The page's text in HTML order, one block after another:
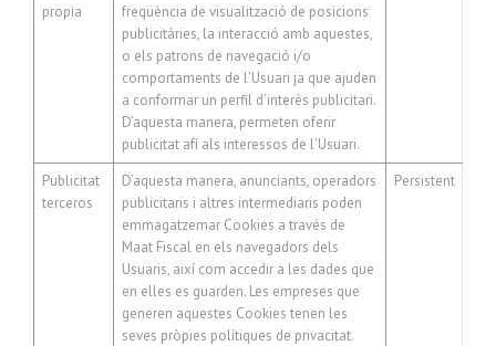
propia
freqüència de visualització de posicions
publicitàries, la interacció amb aquestes,
o els patrons de navegació i/o
comportaments de l’Usuari ja que ajuden
a conformar un perfil d’interès publicitari.
D’aquesta manera, permeten oferir
publicitat afí als interessos de l’Usuari.
Publicitat
terceros
D’aquesta manera, anunciants, operadors
publicitaris i altres intermediaris poden
emmagatzemar Cookies a través de
Maat Fiscal en els navegadors dels
Usuaris, així com accedir a les dades que
en elles es guarden. Les empreses que
generen aquestes Cookies tenen les
seves pròpies polítiques de privacitat.
Persistent